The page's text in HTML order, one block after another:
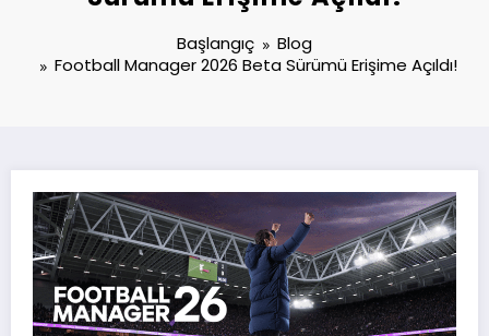
Başlangıç
Blog
Football Manager 2026 Beta Sürümü Erişime Açıldı!